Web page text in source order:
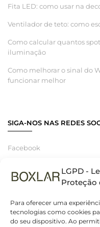
LGPD -
Proteção
Para oferecer uma
tecnologias como cookies
do seu dispositivo. Ao
Fita LED: como usar na
Ventilador de teto: como
Como calcular quantos
iluminação
Como melhorar o sinal do
funcionar melhor
SIGA-NOS NAS REDES
Facebook
Linkedin
© 2025 Boxlar | Soluções